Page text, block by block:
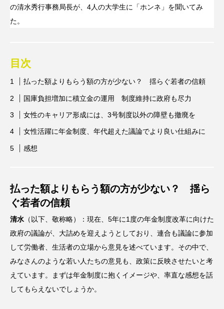
の清水秀行事務局長が、4人の大学生に「ホンネ」を聞いてみ
た。
目次
払った額よりもらう額の方が少ない？ 揺らぐ若者の信頼
国庫負担増加に積立金の運用 制度維持に政府も尽力
女性のキャリア形成には、3号制度以外の障壁も撤廃を
女性活躍に年金制度、年代超えた議論でより良い仕組みに
感想
払った額よりもらう額の方が少ない？ 揺ら
ぐ若者の信頼
清水 （以下、敬称略）：現在、5年に1度の年金制度改革に向けた
政府の議論が、大詰めを迎えようとしており、連合も議論に参加
して労働者、生活者の立場から意見を述べています。その中で、
みなさんのような若い人たちの意見も、政策に反映させたいと考
えています。まずは年金制度に抱くイメージや、率直な感想を話
してもらえないでしょうか。